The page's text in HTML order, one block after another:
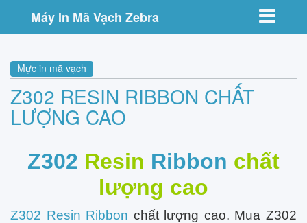
Toggle
Máy In Mã Vạch Zebra
Mực in mã vạch
Z302 RESIN RIBBON CHẤT
LƯỢNG CAO
Z302 Resin Ribbon chất
lượng cao
Z302 Resin Ribbon chất lượng cao. Mua Z302